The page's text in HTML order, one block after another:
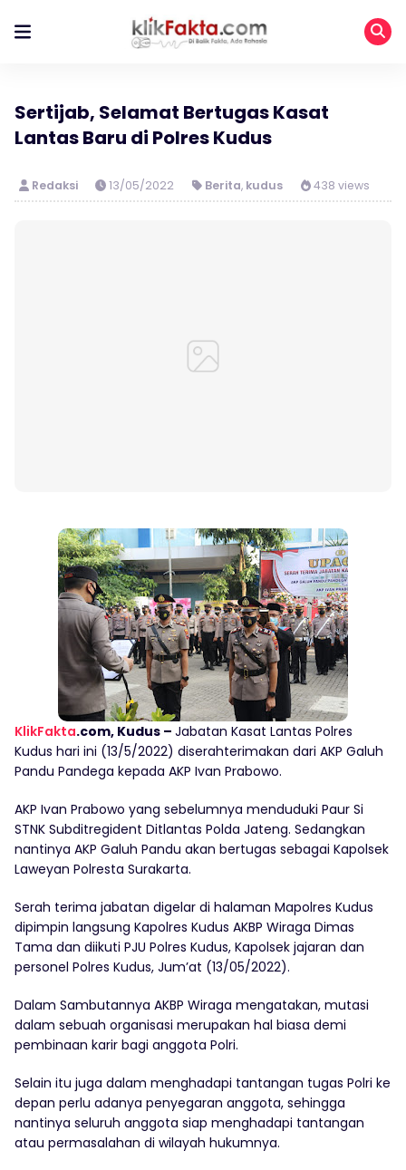
Sertijab, Selamat Bertugas Kasat
Lantas Baru di Polres Kudus
Redaksi 13/05/2022 Berita, kudus 438 views
KlikFakta.com, Kudus – Jabatan Kasat Lantas Polres
Kudus hari ini (13/5/2022) diserahterimakan dari AKP Galuh
Pandu Pandega kepada AKP Ivan Prabowo.
AKP Ivan Prabowo yang sebelumnya menduduki Paur Si
STNK Subditregident Ditlantas Polda Jateng. Sedangkan
nantinya AKP Galuh Pandu akan bertugas sebagai Kapolsek
Laweyan Polresta Surakarta.
Serah terima jabatan digelar di halaman Mapolres Kudus
dipimpin langsung Kapolres Kudus AKBP Wiraga Dimas
Tama dan diikuti PJU Polres Kudus, Kapolsek jajaran dan
personel Polres Kudus, Jum’at (13/05/2022).
Dalam Sambutannya AKBP Wiraga mengatakan, mutasi
dalam sebuah organisasi merupakan hal biasa demi
pembinaan karir bagi anggota Polri.
Selain itu juga dalam menghadapi tantangan tugas Polri ke
depan perlu adanya penyegaran anggota, sehingga
nantinya seluruh anggota siap menghadapi tantangan
atau permasalahan di wilayah hukumnya.